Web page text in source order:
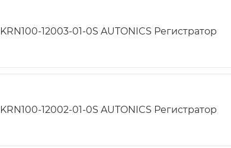
KRN100-12003-01-0S AUTONICS Регистратор
KRN100-12002-01-0S AUTONICS Регистратор